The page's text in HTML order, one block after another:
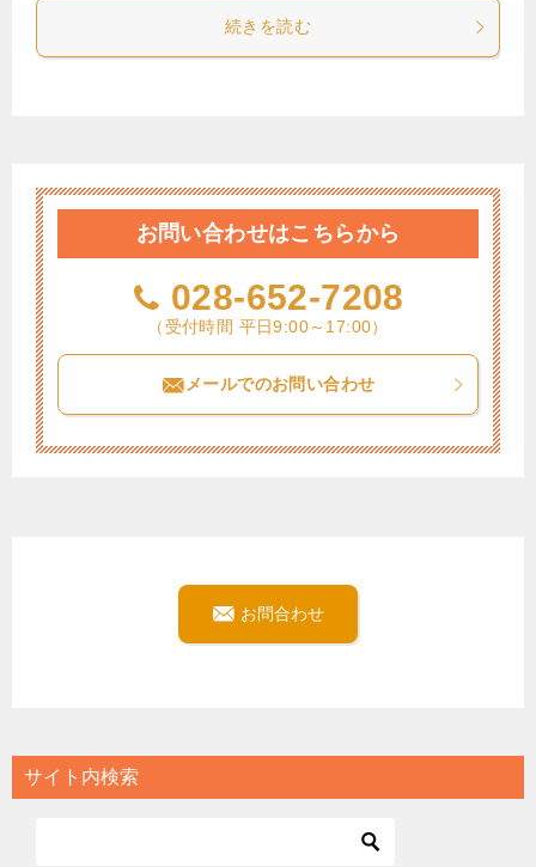
続きを読む
お問い合わせはこちらから
028-652-7208
（受付時間 平日9:00～17:00）
メールでのお問い合わせ
お問合わせ
サイト内検索